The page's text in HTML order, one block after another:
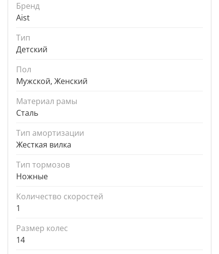
Бренд
Aist
Тип
Детский
Пол
Мужской, Женский
Материал рамы
Сталь
Тип амортизации
Жесткая вилка
Тип тормозов
Ножные
Количество скоростей
1
Размер колес
14